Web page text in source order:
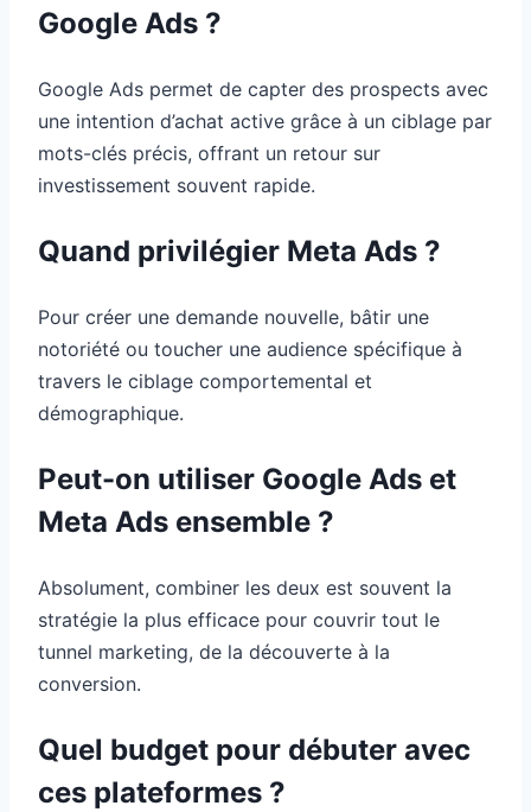
Google Ads ?
Google Ads permet de capter des prospects avec
une intention d’achat active grâce à un ciblage par
mots-clés précis, offrant un retour sur
investissement souvent rapide.
Quand privilégier Meta Ads ?
Pour créer une demande nouvelle, bâtir une
notoriété ou toucher une audience spécifique à
travers le ciblage comportemental et
démographique.
Peut-on utiliser Google Ads et
Meta Ads ensemble ?
Absolument, combiner les deux est souvent la
stratégie la plus efficace pour couvrir tout le
tunnel marketing, de la découverte à la
conversion.
Quel budget pour débuter avec
ces plateformes ?